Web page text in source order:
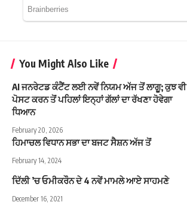
You Might Also Like
AI ਜਨਰੇਟਡ ਕੰਟੈਂਟ ਲਈ ਨਵੇਂ ਨਿਯਮ ਅੱਜ ਤੋਂ ਲਾਗੂ; ਕੁਝ ਵੀ
ਪੋਸਟ ਕਰਨ ਤੋਂ ਪਹਿਲਾਂ ਇਨ੍ਹਾਂ ਗੱਲਾਂ ਦਾ ਰੱਖਣਾ ਹੋਵੇਗਾ
ਧਿਆਨ
February 20, 2026
ਹਿਮਾਚਲ ਵਿਧਾਨ ਸਭਾ ਦਾ ਬਜਟ ਸੈਸ਼ਨ ਅੱਜ ਤੋਂ
February 14, 2024
ਦਿੱਲੀ ’ਚ ਓਮੀਕਰੌਨ ਦੇ 4 ਨਵੇਂ ਮਾਮਲੇ ਆਏ ਸਾਹਮਣੇ
December 16, 2021